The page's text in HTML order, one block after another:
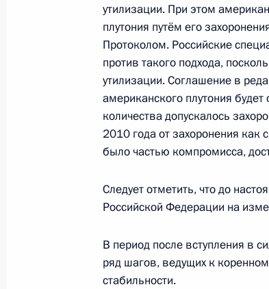
3 октября 2016 года, 16:15
Встреча с Президентом
5 сентября 2016 года, 09:50
Встреча с госсекретарём
Телефонный разговор с
6 июля 2016 года, 21:00
утилизации. При этом
плутония путём его
Протоколом. Российские
против такого подхода,
утилизации. Соглашение в
американского плутония
количества допускалось
2010 года от захоронения как
было частью компромисса,
Следует отметить, что до
Российской Федерации на
В период после вступления в
ряд шагов, ведущих к
стабильности.